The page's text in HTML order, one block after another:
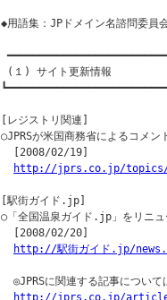
◆用語集：JPドメイン名諮問委員
(１) サイト更新情報
[レジストリ関連]
○JPRSが米国商務省によるコメン
  [2008/02/19]
http://jprs.co.jp/topics/
[駅街ガイド.jp]
○「全国温泉ガイド.jp」をリニュ
  [2008/02/20]
http://駅街ガイド.jp/
◎JPRSに関連する記事について
http://jprs.co.jp/